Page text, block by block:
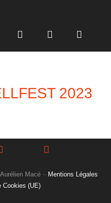
2023
Macé– Mentions Légales
Cookies (UE)